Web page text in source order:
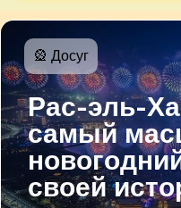
Рас-эль-
самый
своей
🎡 Досуг